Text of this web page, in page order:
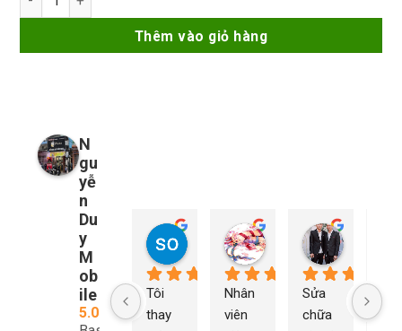
Thêm vào giỏ hàng
N
gu
yễ
n
Du
y
M
ob
ile
5.0
so young
1 năm trước
Tôi
thay
My Nguyễn
1 năm trước
Nhân
viên
Sửa
chữa
n